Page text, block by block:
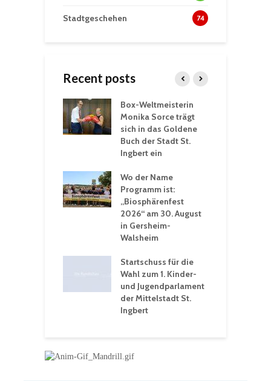
Stadtgeschehen 74
Recent posts
Box-Weltmeisterin
Monika Sorce trägt
sich in das Goldene
Buch der Stadt St.
Ingbert ein
Wo der Name
Programm ist:
„Biosphärenfest
2026“ am 30. August
in Gersheim-
Walsheim
Startschuss für die
Wahl zum 1. Kinder-
und Jugendparlament
der Mittelstadt St.
Ingbert